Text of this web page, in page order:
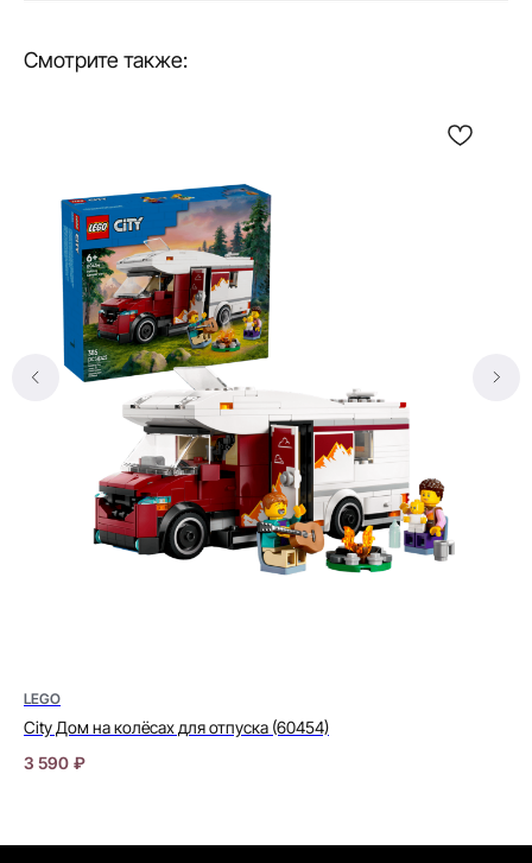
Смотрите также:
City Дом на колёсах для отпуска (60454)
LEGO
3 590 ₽